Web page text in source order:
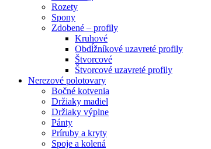
Rozety
Spony
Zdobené – profily
Kruhové
Obdĺžníkové uzavreté profily
Štvorcové
Štvorcové uzavreté profily
Nerezové polotovary
Bočné kotvenia
Držiaky madiel
Držiaky výplne
Pánty
Príruby a kryty
Spoje a kolená